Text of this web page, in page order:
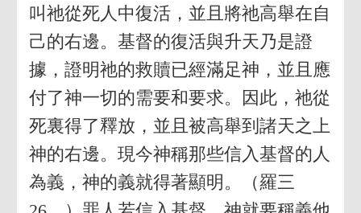
叫祂從死人中復活，並且將祂高舉在自
己的右邊。基督的復活與升天乃是證
據，證明祂的救贖已經滿足神，並且應
付了神一切的需要和要求。因此，祂從
死裏得了釋放，並且被高舉到諸天之上
神的右邊。現今神稱那些信入基督的人
為義，神的義就得著顯明。（羅三